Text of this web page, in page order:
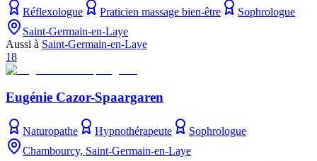
Réflexologue Praticien massage bien-être
Sophrologue
Saint-Germain-en-Laye
Aussi à Saint-Germain-en-Laye
18
Eugénie Cazor-Spaargaren
Naturopathe Hypnothérapeute
Sophrologue
Chambourcy, Saint-Germain-en-Laye